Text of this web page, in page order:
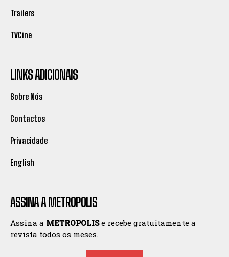
Trailers
TVCine
LINKS ADICIONAIS
Sobre Nós
Contactos
Privacidade
English
ASSINA A METROPOLIS
Assina a METROPOLISe recebe gratuitamente a
revista todos os meses.